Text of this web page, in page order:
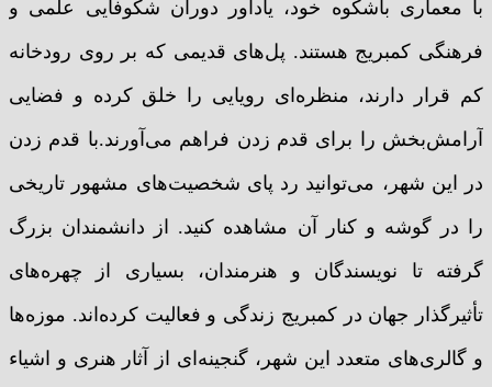
با معماری باشکوه خود، یادآور دوران شکوفایی علمی و
فرهنگی کمبریج هستند. پل‌های قدیمی که بر روی رودخانه
کم قرار دارند، منظره‌ای رویایی را خلق کرده و فضایی
آرامش‌بخش را برای قدم زدن فراهم می‌آورند.با قدم زدن
در این شهر، می‌توانید رد پای شخصیت‌های مشهور تاریخی
را در گوشه و کنار آن مشاهده کنید. از دانشمندان بزرگ
گرفته تا نویسندگان و هنرمندان، بسیاری از چهره‌های
تأثیرگذار جهان در کمبریج زندگی و فعالیت کرده‌اند. موزه‌ها
و گالری‌های متعدد این شهر، گنجینه‌ای از آثار هنری و اشیاء